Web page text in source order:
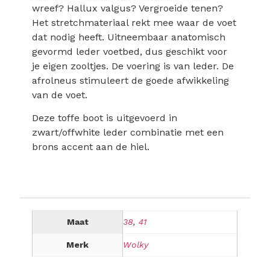
wreef? Hallux valgus? Vergroeide tenen?
Het stretchmateriaal rekt mee waar de voet
dat nodig heeft. Uitneembaar anatomisch
gevormd leder voetbed, dus geschikt voor
je eigen zooltjes. De voering is van leder. De
afrolneus stimuleert de goede afwikkeling
van de voet.
Deze toffe boot is uitgevoerd in
zwart/offwhite leder combinatie met een
brons accent aan de hiel.
Maat 38,41
Merk Wolky